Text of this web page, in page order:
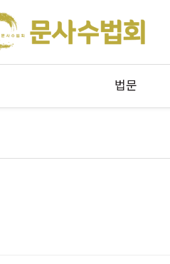
법문